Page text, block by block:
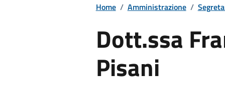
Home / Amministrazione /
Dott.ssa
Pisani